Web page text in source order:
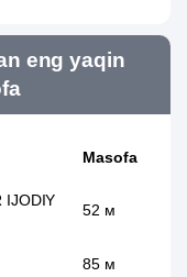
eng yaqin
Masofa
IJODIY
52 м
85 м